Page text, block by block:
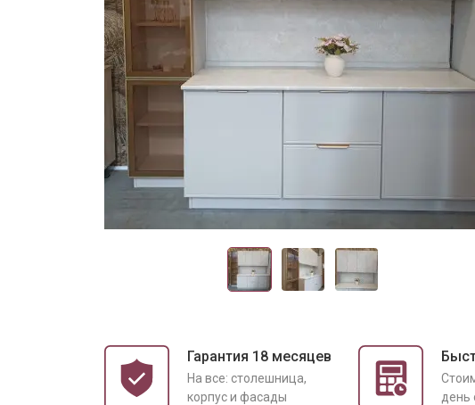
Гарантия 18 месяцев
На все: столешница,
корпус и фасады
день